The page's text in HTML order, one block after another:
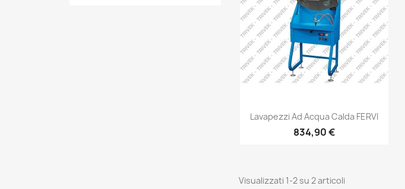
Lavapezzi Ad Acqua Calda FERVI
834,90 €
Visualizzati 1-2 su 2 articoli